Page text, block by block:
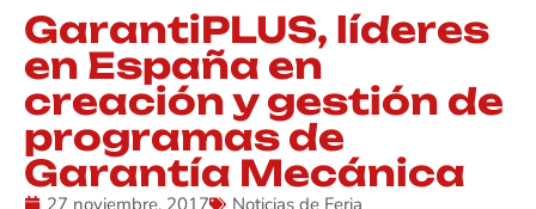
GarantiPLUS, líderes
en España en
creación y gestión de
programas de
Garantía Mecánica